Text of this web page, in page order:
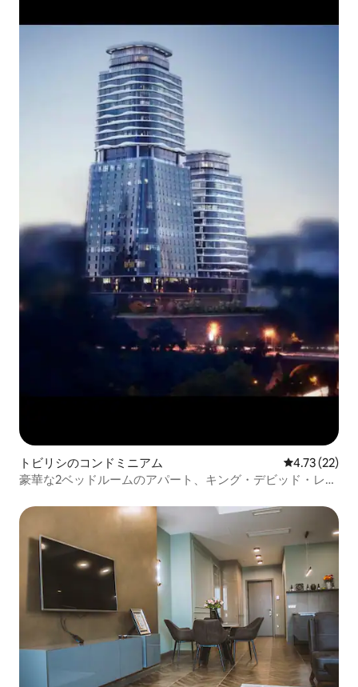
トビリシのコンドミニアム レビュー22
4.73 (22)
豪華な2ベッドルームのアパート、キング・デビッド・レジ